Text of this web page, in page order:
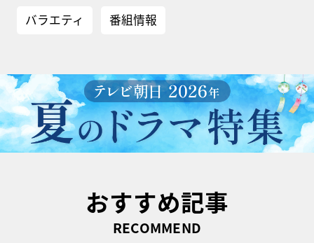
バラエティ 番組情報
おすすめ記事
RECOMMEND